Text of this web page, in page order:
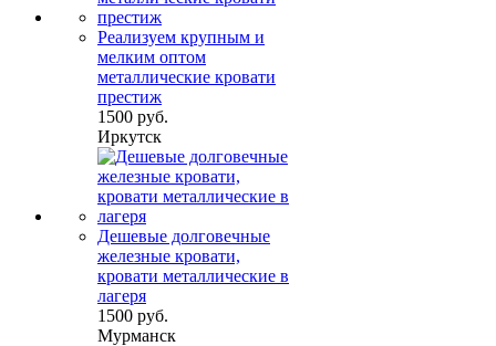
Реализуем крупным и
мелким оптом
металлические кровати
престиж
1500 руб.
Иркутск
Дешевые долговечные
железные кровати,
кровати металлические в
лагеря
1500 руб.
Мурманск